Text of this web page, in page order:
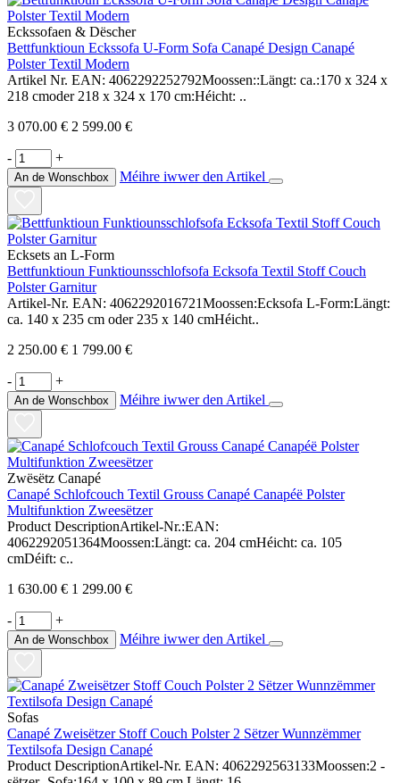
Eckssofaen & Dëscher
Bettfunktioun Eckssofa U-Form Sofa Canapé Design Canapé
Polster Textil Modern
Artikel Nr. EAN: 4062292252792Moossen::Längt: ca.:170 x 324 x
218 cmoder 218 x 324 x 170 cm:Héicht: ..
3 070.00 € 2 599.00 €
- +
An de Wonschbox Méihre iwwer den Artikel
Ecksets an L-Form
Bettfunktioun Funktiounsschlofsofa Ecksofa Textil Stoff Couch
Polster Garnitur
Artikel-Nr. EAN: 4062292016721Moossen:Ecksofa L-Form:Längt:
ca. 140 x 235 cm oder 235 x 140 cmHéicht..
2 250.00 € 1 799.00 €
- +
An de Wonschbox Méihre iwwer den Artikel
Zwësëtz Canapé
Canapé Schlofcouch Textil Grouss Canapé Canapéë Polster
Multifunktion Zweesëtzer
Product DescriptionArtikel-Nr.:EAN:
4062292051364Moossen:Längt: ca. 204 cmHéicht: ca. 105
cmDéift: c..
1 630.00 € 1 299.00 €
- +
An de Wonschbox Méihre iwwer den Artikel
Sofas
Canapé Zweisëtzer Stoff Couch Polster 2 Sëtzer Wunnzëmmer
Textilsofa Design Canapé
Product DescriptionArtikel-Nr. EAN: 4062292563133Moossen:2 -